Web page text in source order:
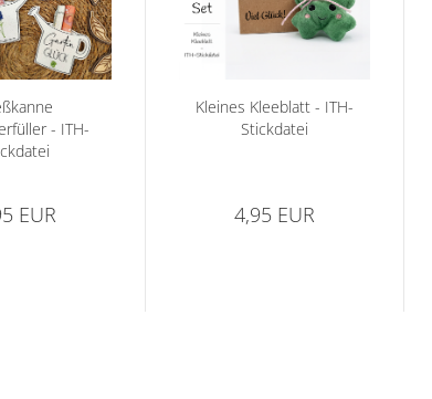
- ITH-
EUR
Kleines Kleeblatt - ITH-
Stickdatei
4,95 EUR